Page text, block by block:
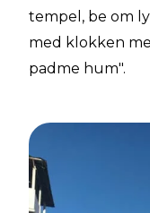
tempel, be om
med klokken
padme hum".